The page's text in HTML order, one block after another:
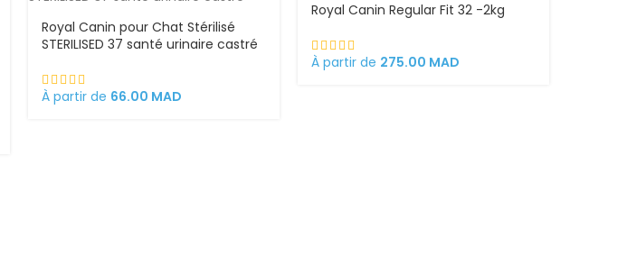
Royal Canin pour Chat Stérilisé
STERILISED 37 santé urinaire castré
À partir de 66.00 MAD
Royal Canin Regular Fit 32 -2kg
À partir de 275.00 MAD